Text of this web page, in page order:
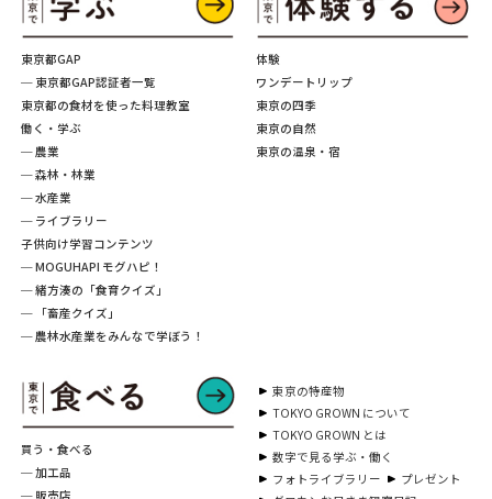
東京都GAP
─ 東京都GAP認証者一覧
東京都の食材を使った料理教室
働く・学ぶ
─ 農業
─ 森林・林業
─ 水産業
─ ライブラリー
子供向け学習コンテンツ
─ MOGUHAPI モグハピ！
─ 緒方湊の「食育クイズ」
─ 「畜産クイズ」
─ 農林水産業をみんなで学ぼう！
買う・食べる
─ 加工品
─ 販売店
体験
ワンデートリップ
東京の四季
東京の自然
東京の温泉・宿
東京の特産物
TOKYO GROWN について
TOKYO GROWN とは
数字で見る学ぶ・働く
フォトライブラリー
プレゼント